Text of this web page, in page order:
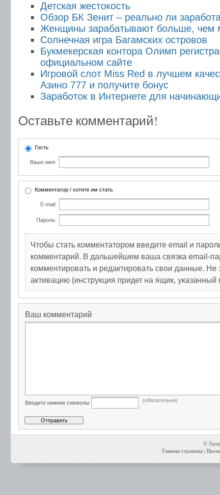
Детская жестокость
Обзор БК Зенит – реально ли
Женщины зарабатывают больше, чем
Солнечная игра Багамских островов
Букмекерская контора Олимп
официальном сайте
Игровой слот Miss Red в лучшем
Азино 777 и получите бонус
Заработок в Интернете для
Оставьте комментарий!
Гость
Ваше имя:
Комментатор / хотите им стать
E-mail:
Пароль:
Чтобы стать комментатором введите email и
комментарий. В дальшейшем ваша связка email-
комментировать и редактировать свои данные. Не
активацию (инструкция придет на ящик, указанный
Ваш комментарий
Введите нижние символы (обязательно)
©
Главная страница |